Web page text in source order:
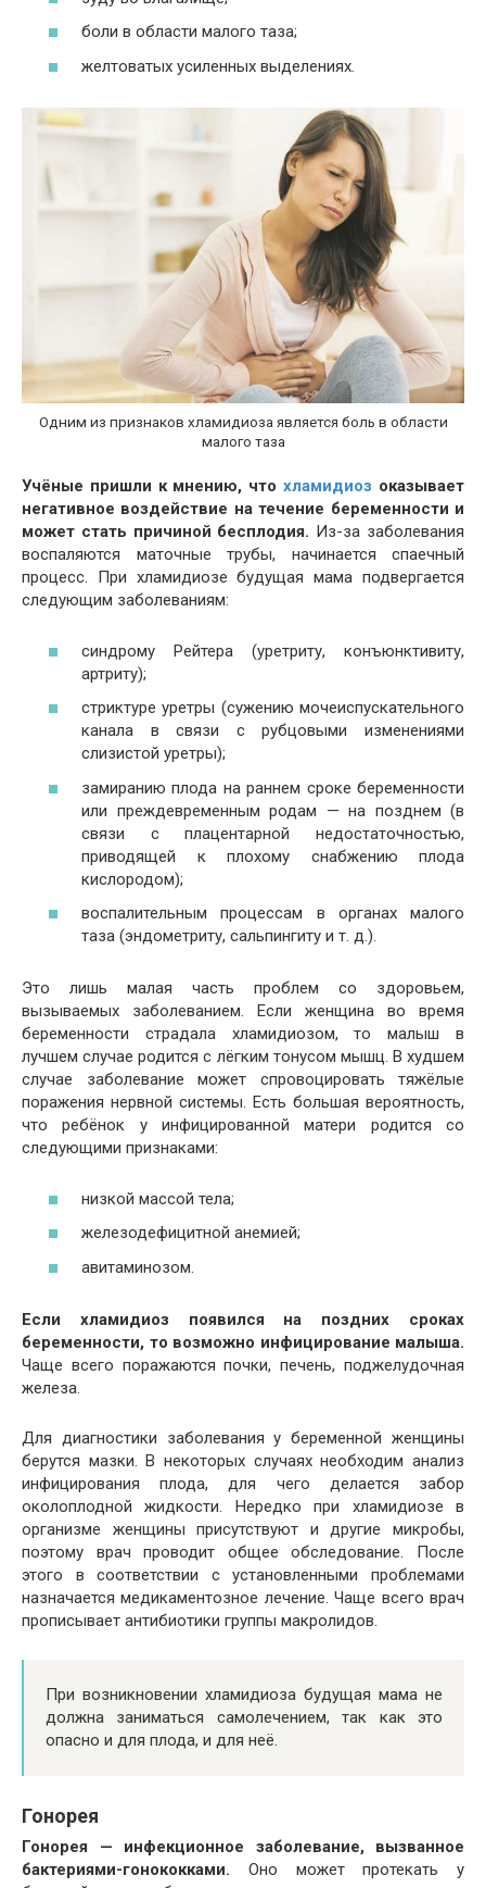
боли в области малого таза;
желтоватых усиленных выделениях.
Одним из признаков хламидиоза является боль в области
малого таза
Учёные пришли к мнению, чтохламидиоз оказывает
негативное воздействие на течение беременности и
может стать причиной бесплодия. Из-за заболевания
воспаляются маточные трубы, начинается спаечный
процесс. При хламидиозе будущая мама подвергается
следующим заболеваниям:
синдрому Рейтера (уретриту, конъюнктивиту,
артриту);
стриктуре уретры (сужению мочеиспускательного
канала в связи с рубцовыми изменениями
слизистой уретры);
замиранию плода на раннем сроке беременности
или преждевременным родам — на позднем (в
связи с плацентарной недостаточностью,
приводящей к плохому снабжению плода
кислородом);
воспалительным процессам в органах малого
таза (эндометриту, сальпингиту и т. д.).
Это лишь малая часть проблем со здоровьем,
вызываемых заболеванием. Если женщина во время
беременности страдала хламидиозом, то малыш в
лучшем случае родится с лёгким тонусом мышц. В худшем
случае заболевание может спровоцировать тяжёлые
поражения нервной системы. Есть большая вероятность,
что ребёнок у инфицированной матери родится со
следующими признаками:
низкой массой тела;
железодефицитной анемией;
авитаминозом.
Если хламидиоз появился на поздних сроках
беременности, то возможно инфицирование малыша.
Чаще всего поражаются почки, печень, поджелудочная
железа.
Для диагностики заболевания у беременной женщины
берутся мазки. В некоторых случаях необходим анализ
инфицирования плода, для чего делается забор
околоплодной жидкости. Нередко при хламидиозе в
организме женщины присутствуют и другие микробы,
поэтому врач проводит общее обследование. После
этого в соответствии с установленными проблемами
назначается медикаментозное лечение. Чаще всего врач
прописывает антибиотики группы макролидов.
При возникновении хламидиоза будущая мама не
должна заниматься самолечением, так как это
опасно и для плода, и для неё.
Гонорея
Гонорея — инфекционное заболевание, вызванное
бактериями-гонококками. Оно может протекать у